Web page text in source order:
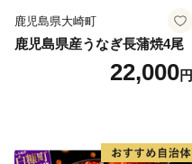
鹿児島県大崎町
鹿児島県産うなぎ長蒲焼4尾
22,000円